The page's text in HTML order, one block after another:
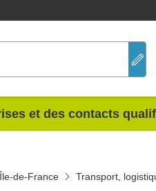
et des contacts
de-France Transport,